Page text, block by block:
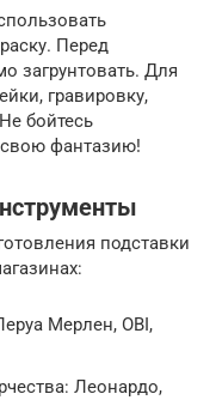
Перед
загрунтовать. Для
гравировку,
бойтесь
свою фантазию!
подставки
Мерлен, OBI,
Леонардо,